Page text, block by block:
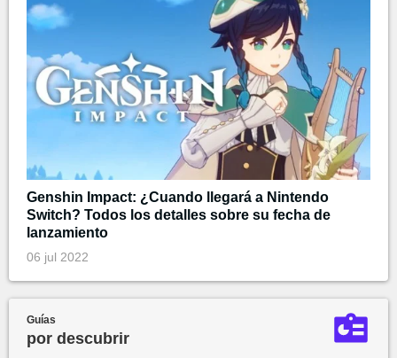
Genshin Impact: ¿Cuando llegará a Nintendo
Switch? Todos los detalles sobre su fecha de
lanzamiento
06 jul 2022
Guías
por descubrir